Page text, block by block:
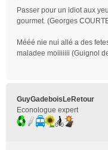
Passer pour un idiot aux
gourmet. (Georges
Mééé nie nui allé a des
maladee moiiiiiii (Guignol
GuyGadeboisLeRetour
Econologue expert